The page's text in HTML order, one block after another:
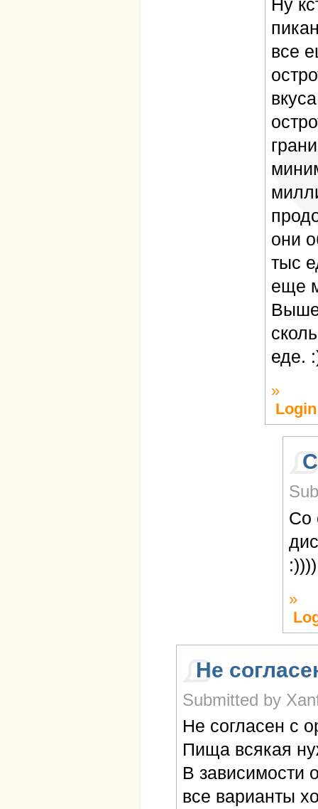
Ну
все
они
тыс
еще
Выше
еде.
»
Login
Со
:))))
»
Не
Submitted by
Не согласен с
Пища всякая
В зависимости
все варианты